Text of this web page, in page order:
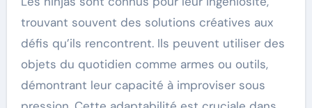
trouvant souvent des solutions créatives aux
défis qu’ils rencontrent. Ils peuvent utiliser des
objets du quotidien comme armes ou outils,
démontrant leur capacité à improviser sous